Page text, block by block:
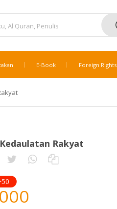
E-Book Foreign Rights
Rakyat